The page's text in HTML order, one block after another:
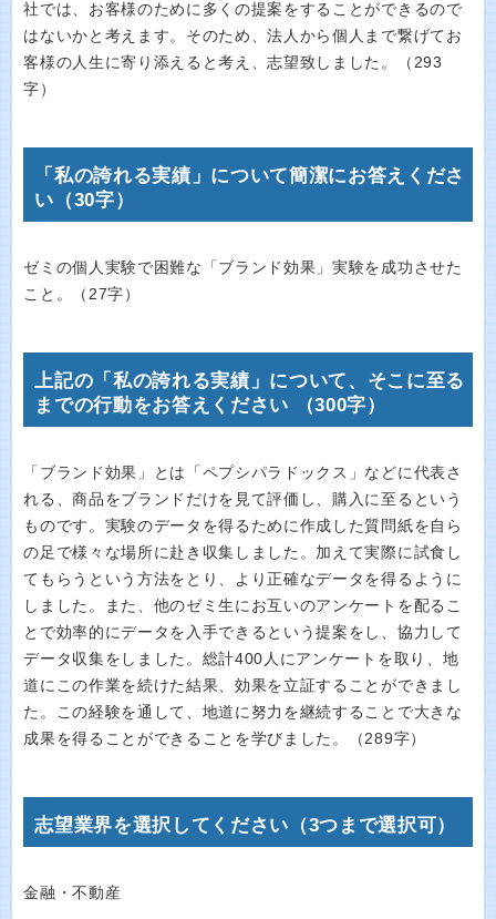
社では、お客様のために多くの提案をすることができるので
はないかと考えます。そのため、法人から個人まで繋げてお
客様の人生に寄り添えると考え、志望致しました。（293
字）
「私の誇れる実績」について簡潔にお答えくださ
い（30字）
ゼミの個人実験で困難な「ブランド効果」実験を成功させた
こと。（27字）
上記の「私の誇れる実績」について、そこに至る
までの行動をお答えください （300字）
「ブランド効果」とは「ペプシパラドックス」などに代表さ
れる、商品をブランドだけを見て評価し、購入に至るという
ものです。実験のデータを得るために作成した質問紙を自ら
の足で様々な場所に赴き収集しました。加えて実際に試食し
てもらうという方法をとり、より正確なデータを得るように
しました。また、他のゼミ生にお互いのアンケートを配るこ
とで効率的にデータを入手できるという提案をし、協力して
データ収集をしました。総計400人にアンケートを取り、地
道にこの作業を続けた結果、効果を立証することができまし
た。この経験を通して、地道に努力を継続することで大きな
成果を得ることができることを学びました。（289字）
志望業界を選択してください（3つまで選択可）
金融・不動産